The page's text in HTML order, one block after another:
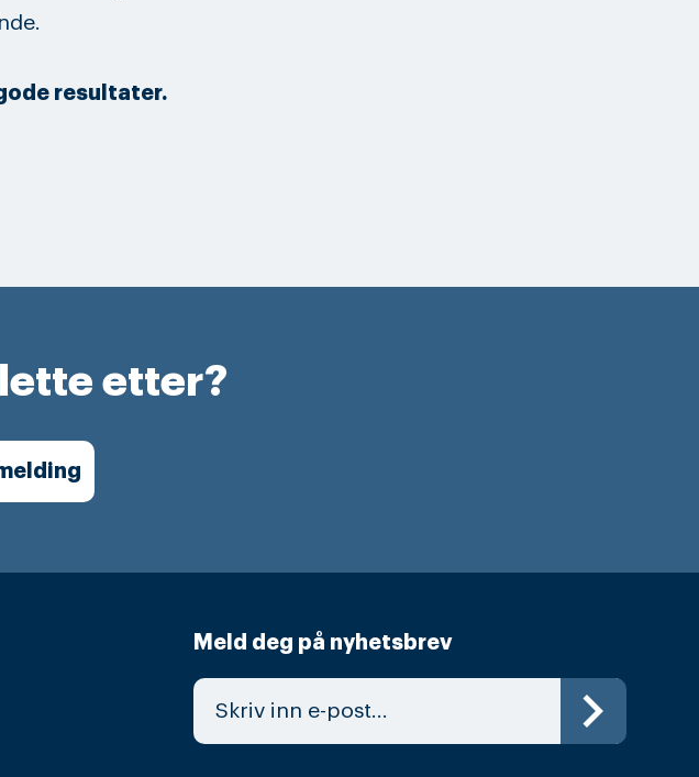
resultater.
etter?
Meld deg på nyhetsbrev